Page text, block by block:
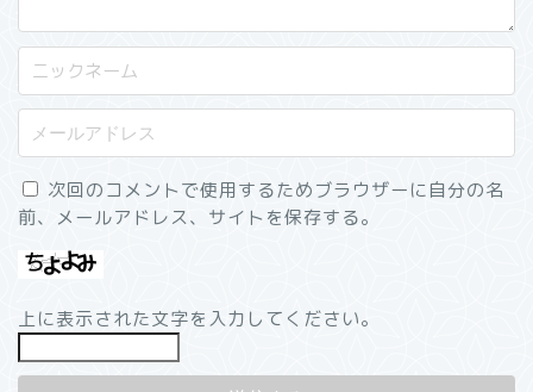
次回のコメントで使用するためブラウザーに自分の名
前、メールアドレス、サイトを保存する。
上に表示された文字を入力してください。